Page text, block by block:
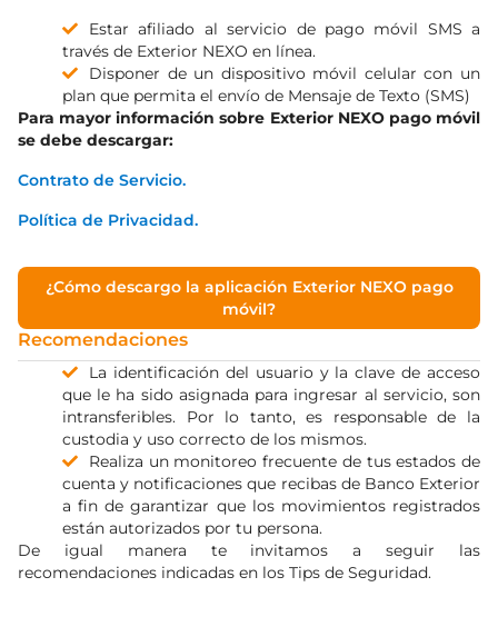
Estar afiliado al servicio de pago móvil SMS a
través de Exterior NEXO en línea.
Disponer de un dispositivo móvil celular con un
plan que permita el envío de Mensaje de Texto (SMS)
Para mayor información sobre Exterior NEXO pago móvil
se debe descargar:
Contrato de Servicio.
Política de Privacidad.
¿Cómo descargo la aplicación Exterior NEXO pago
móvil?
Recomendaciones
La identificación del usuario y la clave de acceso
que le ha sido asignada para ingresar al servicio, son
intransferibles. Por lo tanto, es responsable de la
custodia y uso correcto de los mismos.
Realiza un monitoreo frecuente de tus estados de
cuenta y notificaciones que recibas de Banco Exterior
a fin de garantizar que los movimientos registrados
están autorizados por tu persona.
De igual manera te invitamos a seguir las
recomendaciones indicadas en los Tips de Seguridad.